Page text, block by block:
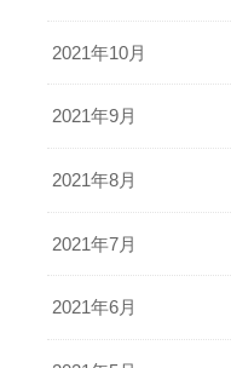
2021年10月
2021年9月
2021年8月
2021年7月
2021年6月